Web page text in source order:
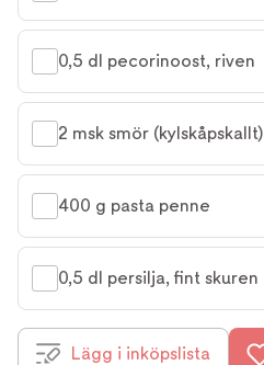
0,5 dl pecorinoost, riven
2 msk smör (kylskåpskallt)
400 g pasta penne
0,5 dl persilja, fint skuren
Lägg i inköpslista